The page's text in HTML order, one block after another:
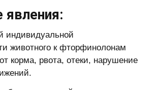
индивидуальной
животного к фторфинолонам
корма, рвота, отеки, нарушение